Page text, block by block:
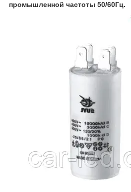
промышленной частоты 50/60Гц.